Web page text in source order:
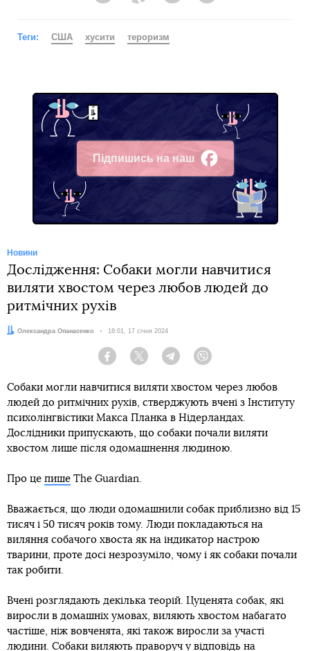
Теги: США хусити тероризм
Підпишись на наш
Facebook
Новини
Дослідження: Собаки могли навчитися
виляти хвостом через любов людей до
ритмічних рухів
Автор:
Олександра Опанасенко Дата:
18:01, 17 січня 2024
Facebook Twitter Telegram
Собаки могли навчитися виляти хвостом через любов
людей до ритмічних рухів, стверджують вчені з Інституту
психолінгвістики Макса Планка в Нідерландах.
Дослідники припускають, що собаки почали виляти
хвостом лише після одомашнення людиною.
Про це пише The Guardian.
Вважається, що люди одомашнили собак приблизно від 15
тисяч і 50 тисяч років тому. Люди покладаються на
виляння собачого хвоста як на індикатор настрою
тварини, проте досі незрозуміло, чому і як собаки почали
так робити.
Вчені розглядають декілька теорій. Цуценята собак, які
виросли в домашніх умовах, виляють хвостом набагато
частіше, ніж вовченята, які також виросли за участі
людини. Собаки виляють праворуч у відповідь на